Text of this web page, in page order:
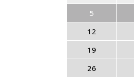
5
12
19
26